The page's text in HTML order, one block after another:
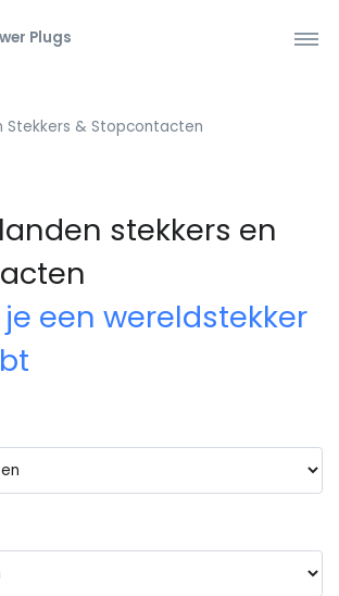
Plugs
Stekkers & Stopcontacten
stekkers en
een wereldstekker